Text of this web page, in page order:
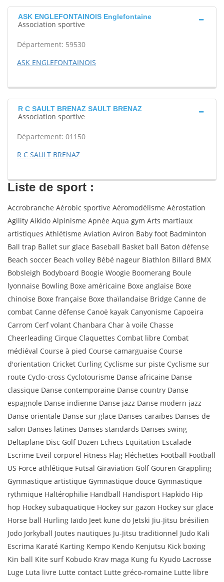
ASK ENGLEFONTAINOIS Englefontaine
Association sportive
Département: 59530
ASK ENGLEFONTAINOIS
R C SAULT BRENAZ SAULT BRENAZ
Association sportive
Département: 01150
R C SAULT BRENAZ
Liste de sport :
Accrobranche Aérobic sportive Aéromodélisme Aérostation
Agility Aikido Alpinisme Apnée Aqua gym Arts martiaux
artistiques Athlétisme Aviation Aviron Baby foot Badminton
Ball trap Ballet sur glace Baseball Basket ball Baton défense
Beach soccer Beach volley Bébé nageur Biathlon Billard BMX
Bobsleigh Bodyboard Boogie Woogie Boomerang Boule
lyonnaise Bowling Boxe américaine Boxe anglaise Boxe
chinoise Boxe française Boxe thaïlandaise Bridge Canne de
combat Canne défense Canoë kayak Canyonisme Capoeira
Carrom Cerf volant Chanbara Char à voile Chasse
Cheerleading Cirque Claquettes Combat libre Combat
médiéval Course à pied Course camarguaise Course
d'orientation Cricket Curling Cyclisme sur piste Cyclisme sur
route Cyclo-cross Cyclotourisme Danse africaine Danse
classique Danse contemporaine Danse country Danse
espagnole Danse indienne Danse jazz Danse modern jazz
Danse orientale Danse sur glace Danses caraïbes Danses de
salon Danses latines Danses standards Danses swing
Deltaplane Disc Golf Dozen Echecs Equitation Escalade
Escrime Eveil corporel Fitness Flag Fléchettes Football Football
US Force athlétique Futsal Giraviation Golf Gouren Grappling
Gymnastique artistique Gymnastique douce Gymnastique
rythmique Haltérophilie Handball Handisport Hapkido Hip
hop Hockey subaquatique Hockey sur gazon Hockey sur glace
Horse ball Hurling Iaïdo Jeet kune do Jetski Jiu-Jitsu brésilien
Jodo Jorkyball Joutes nautiques Ju-Jitsu traditionnel Judo Kali
Escrima Karaté Karting Kempo Kendo Kenjutsu Kick boxing
Kin ball Kite surf Kobudo Krav maga Kung fu Kyudo Lacrosse
Luge Luta livre Lutte contact Lutte gréco-romaine Lutte libre